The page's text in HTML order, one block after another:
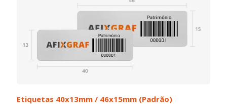
Etiquetas 40x13mm / 46x15mm (Padrão)